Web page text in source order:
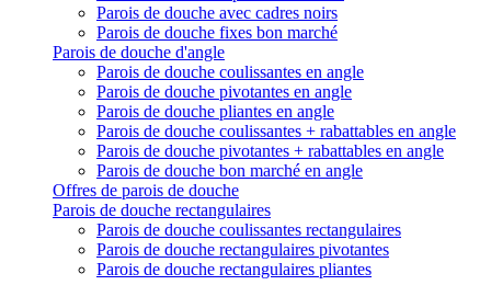
Parois de douche avec cadres noirs
Parois de douche fixes bon marché
Parois de douche d'angle
Parois de douche coulissantes en angle
Parois de douche pivotantes en angle
Parois de douche pliantes en angle
Parois de douche coulissantes + rabattables en angle
Parois de douche pivotantes + rabattables en angle
Parois de douche bon marché en angle
Offres de parois de douche
Parois de douche rectangulaires
Parois de douche coulissantes rectangulaires
Parois de douche rectangulaires pivotantes
Parois de douche rectangulaires pliantes